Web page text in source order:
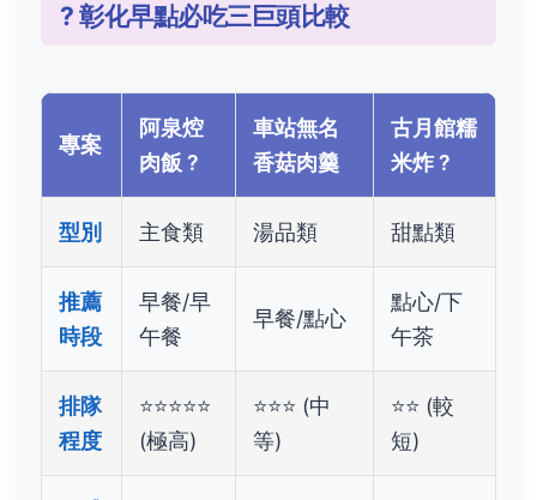
? 彰化早點必吃三巨頭比較
專案
阿泉焢
肉飯 ?
車站無名
香菇肉羹
古月館糯
米炸 ?
型別 主食類 湯品類 甜點類
推薦
時段
早餐/早
午餐
早餐/點心
點心/下
午茶
排隊
程度
⭐⭐⭐⭐⭐
(極高)
⭐⭐⭐ (中
等)
⭐⭐ (較
短)